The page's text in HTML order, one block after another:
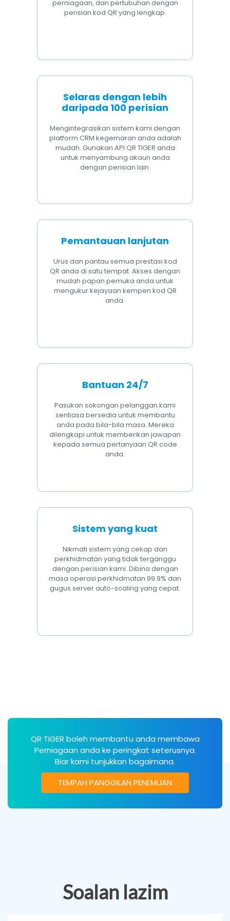
perniagaan, dan pertubuhan dengan
perisian kod QR yang lengkap.
Selaras dengan lebih
daripada 100 perisian
Mengintegrasikan sistem kami dengan
platform CRM kegemaran anda adalah
mudah. Gunakan API QR TIGER anda
untuk menyambung akaun anda
dengan perisian lain.
Pemantauan lanjutan
Urus dan pantau semua prestasi kod
QR anda di satu tempat. Akses dengan
mudah papan pemuka anda untuk
mengukur kejayaan kempen kod QR
anda.
Bantuan 24/7
Pasukan sokongan pelanggan kami
sentiasa bersedia untuk membantu
anda pada bila-bila masa. Mereka
dilengkapi untuk memberikan jawapan
kepada semua pertanyaan QR code
anda.
Sistem yang kuat
Nikmati sistem yang cekap dan
perkhidmatan yang tidak terganggu
dengan perisian kami. Dibina dengan
masa operasi perkhidmatan 99.9% dan
gugus server auto-scaling yang cepat.
QR TIGER boleh membantu anda membawa
Perniagaan anda ke peringkat seterusnya.
Biar kami tunjukkan bagaimana.
TEMPAH PANGGILAN PENEMUAN
Soalan lazim